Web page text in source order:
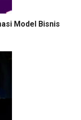
Model Bisnis